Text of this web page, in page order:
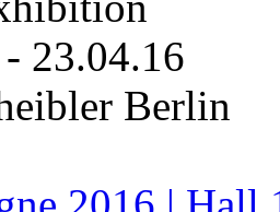
- 23.04.16
Berlin